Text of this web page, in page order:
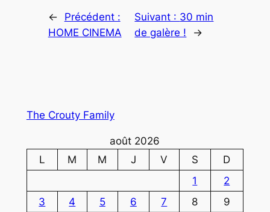
←
Précédent :
HOME CINEMA
Suivant : 30 min
de galère !
→
The Crouty Family
août 2026
L
M M J V S
D
1
2
3
4 5 6 7 8
9